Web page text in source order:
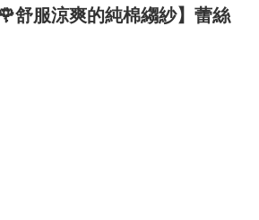
舒服涼爽的純棉縐紗】蕾絲